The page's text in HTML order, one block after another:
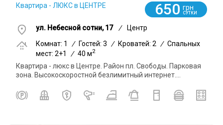
Квартира - ЛЮКС в ЦЕНТРЕ 650 грн
СУТКИ
ул. Небесной сотни, 17 /
Центр
Комнат: 1
/ Гостей: 3 / Кроватей: 2 / Спальных
мест: 2+1
/ 40 м2
Квартира - люкс в Центре. Район пл. Свободы. Парковая
зона. Высокоскоростной безлимитный интернет....